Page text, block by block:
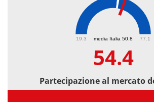
media Italia 50.8
19.3 77.1
54.4
Partecipazione al mercato